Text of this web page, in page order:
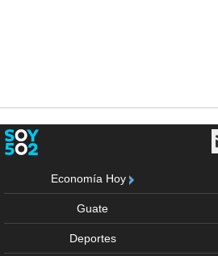
Economía Hoy
Guate
Deportes